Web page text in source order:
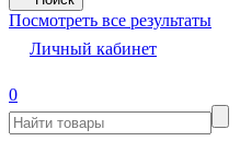
Посмотреть все результаты
Личный кабинет
0